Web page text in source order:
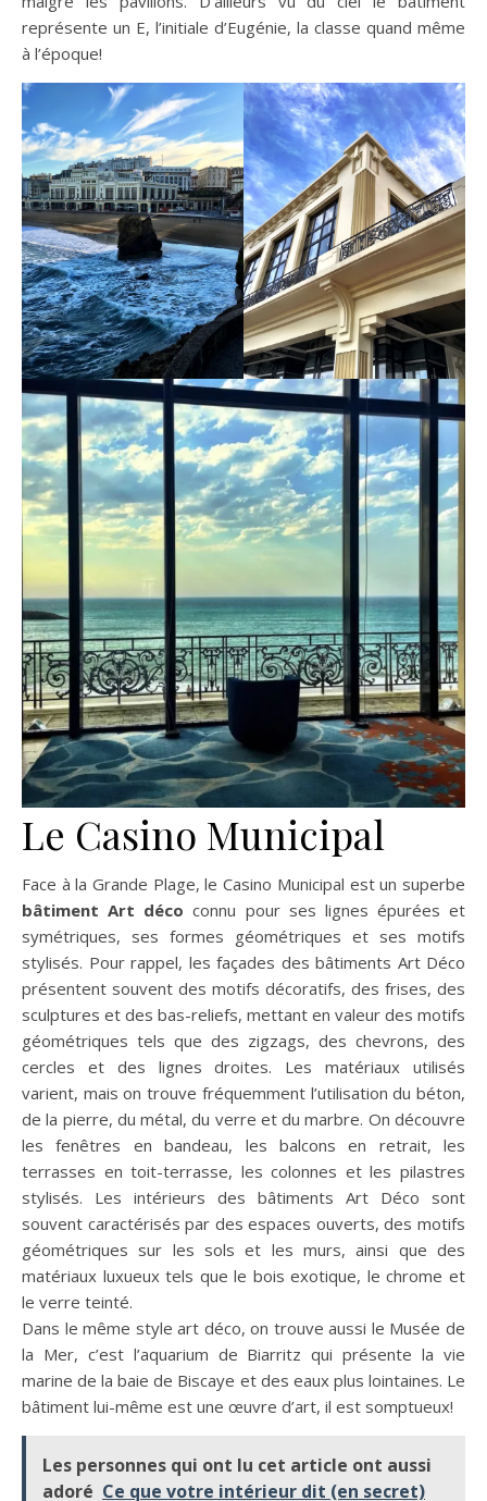
représente un E, l’initiale d’Eugénie, la classe quand même
à l’époque!
Le Casino Municipal
Face à la Grande Plage, le Casino Municipal est un superbe
bâtiment Art déco connu pour ses lignes épurées et
symétriques, ses formes géométriques et ses motifs
stylisés. Pour rappel, les façades des bâtiments Art Déco
présentent souvent des motifs décoratifs, des frises, des
sculptures et des bas-reliefs, mettant en valeur des motifs
géométriques tels que des zigzags, des chevrons, des
cercles et des lignes droites. Les matériaux utilisés
varient, mais on trouve fréquemment l’utilisation du béton,
de la pierre, du métal, du verre et du marbre. On découvre
les fenêtres en bandeau, les balcons en retrait, les
terrasses en toit-terrasse, les colonnes et les pilastres
stylisés. Les intérieurs des bâtiments Art Déco sont
souvent caractérisés par des espaces ouverts, des motifs
géométriques sur les sols et les murs, ainsi que des
matériaux luxueux tels que le bois exotique, le chrome et
le verre teinté.
Dans le même style art déco, on trouve aussi le Musée de
la Mer, c’est l’aquarium de Biarritz qui présente la vie
marine de la baie de Biscaye et des eaux plus lointaines. Le
bâtiment lui-même est une œuvre d’art, il est somptueux!
Les personnes qui ont lu cet article ont aussi
adoré Ce que votre intérieur dit (en secret)